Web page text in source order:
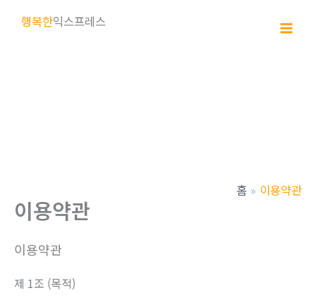
행복한익스프레스
홈 이용약관
이용약관
이용약관
제 1조 (목적)